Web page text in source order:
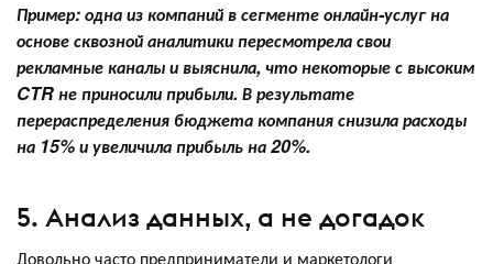
Пример: одна из компаний в сегменте онлайн-услуг на
основе сквозной аналитики пересмотрела свои
рекламные каналы и выяснила, что некоторые с высоким
CTR не приносили прибыли. В результате
перераспределения бюджета компания снизила расходы
на 15% и увеличила прибыль на 20%.
5. Анализ данных, а не догадок
Довольно часто предприниматели и маркетологи